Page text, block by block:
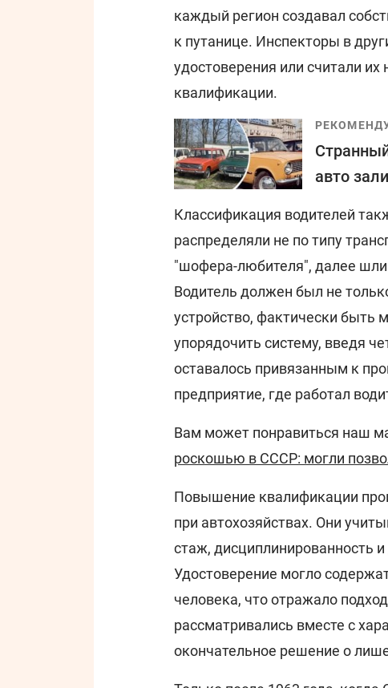
каждый регион создавал
к путанице. Инспекторы в
удостоверения или считали
квалификации.
авто
Классификация водителей
распределяли не по типу
"шофера-любителя", далее
Водитель должен был не
устройство, фактически быть
упорядочить систему, введя
оставалось привязанным к
предприятие, где работал
Вам может понравиться наш
роскошью в СССР: могли
Повышение квалификации
при автохозяйствах. Они
стаж, дисциплинированность
Удостоверение могло
человека, что отражало
рассматривались вместе с
окончательное решение о